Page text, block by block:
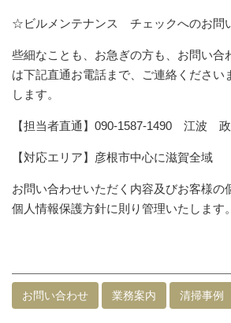
☆ビルメンテナンス チェックへのお問
些細なことも、お急ぎの方も、お問い合
は下記直通お電話まで、ご連絡ください
します。
【担当者直通】090-1587-1490 江波
【対応エリア】彦根市中心に滋賀全域
お問い合わせいただく内容及びお客様の
個人情報保護方針に則り管理いたします。
お問い合わせ 業務案内 清掃事例